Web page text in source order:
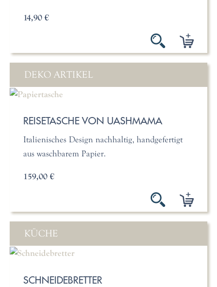
14,90 €
DEKO ARTIKEL
REISETASCHE VON UASHMAMA
Italienisches Design nachhaltig, handgefertigt
aus waschbarem Papier.
159,00 €
KÜCHE
SCHNEIDEBRETTER